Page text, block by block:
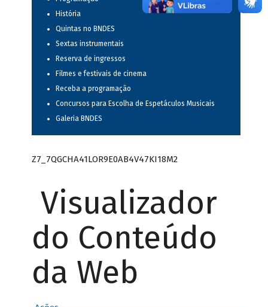
História
Quintas no BNDES
Sextas instrumentais
Reserva de ingressos
Filmes e festivais de cinema
Receba a programação
Concursos para Escolha de Espetáculos Musicais
Galeria BNDES
Z7_7QGCHA41LOR9E0AB4V47KI18M2
Visualizador
do Conteúdo
da Web